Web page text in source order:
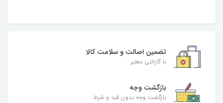
تضمین اصالت و سلامت کالا
با گارانتی معتبر
بازگشت وجه
بازگشت وجه بدون قید و شرط